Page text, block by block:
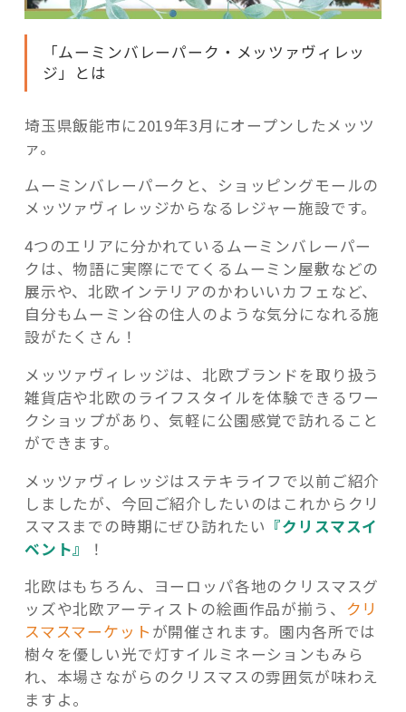
「ムーミンバレーパーク・メッツァヴィレッ
ジ」とは
埼玉県飯能市に2019年3月にオープンしたメッツ
ァ。
ムーミンバレーパークと、ショッピングモールの
メッツァヴィレッジからなるレジャー施設です。
4つのエリアに分かれているムーミンバレーパー
クは、物語に実際にでてくるムーミン屋敷などの
展示や、北欧インテリアのかわいいカフェなど、
自分もムーミン谷の住人のような気分になれる施
設がたくさん！
メッツァヴィレッジは、北欧ブランドを取り扱う
雑貨店や北欧のライフスタイルを体験できるワー
クショップがあり、気軽に公園感覚で訪れること
ができます。
メッツァヴィレッジはステキライフで以前ご紹介
しましたが、今回ご紹介したいのはこれからクリ
スマスまでの時期にぜひ訪れたい 『クリスマスイ
ベント』
！
北欧はもちろん、ヨーロッパ各地のクリスマスグ
ッズや北欧アーティストの絵画作品が揃う、 クリ
スマスマーケット が開催されます。園内各所では
樹々を優しい光で灯すイルミネーションもみら
れ、本場さながらのクリスマスの雰囲気が味わえ
ますよ。